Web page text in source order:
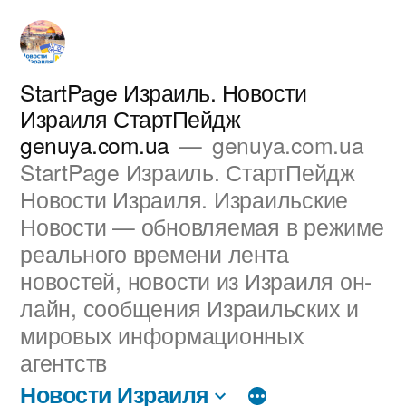
Перейти
содержимому
StartPage Израиль. Новости
Израиля СтартПейдж
genuya.com.ua
genuya.com.ua
StartPage Израиль. СтартПейдж
Новости Израиля. Израильские
Новости — обновляемая в режиме
реального времени лента
новостей, новости из Израиля он-
лайн, сообщения Израильских и
мировых информационных
агентств
Новости Израиля